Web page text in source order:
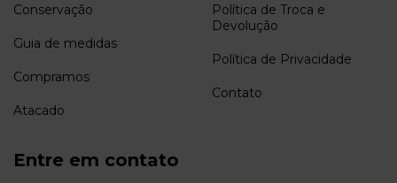
Conservação
Guia de medidas
Compramos
Atacado
Política de Troca e
Devolução
Política de Privacidade
Contato
Entre em contato